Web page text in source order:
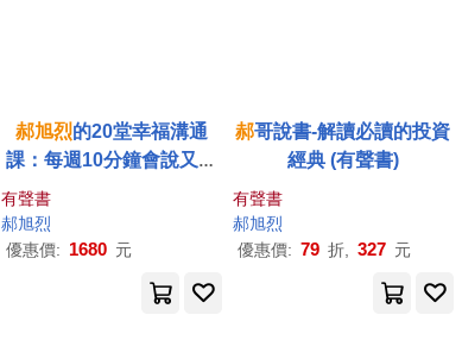
郝旭烈的20堂幸福溝通
課：每週10分鐘會說又懂
聽，擁有家庭與職場好關
有聲書
郝旭烈
優惠價: 1680 元
郝哥說書-解讀必讀的投資
經典 (有聲書)
有聲書
郝旭烈
優惠價: 79 折, 327 元